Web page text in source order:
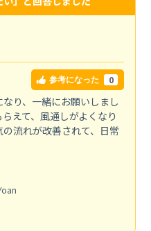
参考になった 0
り、一緒にお願いしまし
えて、風通しがよくなり
流れが改善されて、日常